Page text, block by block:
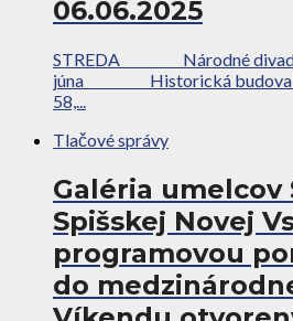
06.06.2025
STREDA Národné divadlo
júna Historická budova
58,...
Tlačové správy
Galéria umelcov
Spišskej Novej
programovou
do